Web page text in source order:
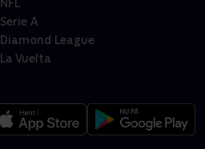
NFL
Serie A
Diamond League
La Vuelta